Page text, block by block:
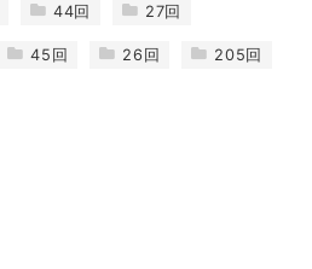
44回 27回
45回 26回 205回